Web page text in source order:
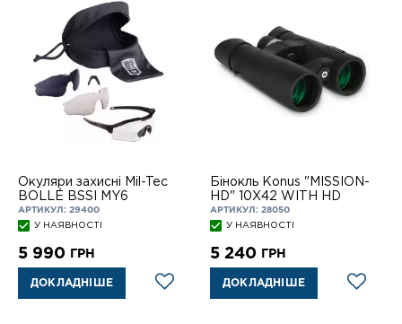
Окуляри захисні Mil-Tec
BOLLÉ BSSI MY6
АРТИКУЛ: 29400
У НАЯВНОСТІ
5 990 ГРН
ДОКЛАДНІШЕ
Бінокль Konus "MISSION-
HD" 10X42 WITH HD
АРТИКУЛ: 28050
У НАЯВНОСТІ
5 240 ГРН
ДОКЛАДНІШЕ